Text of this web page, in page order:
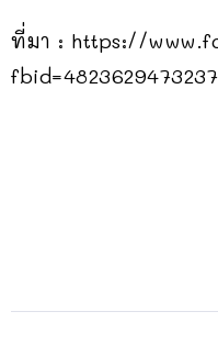
ที่มา : https://